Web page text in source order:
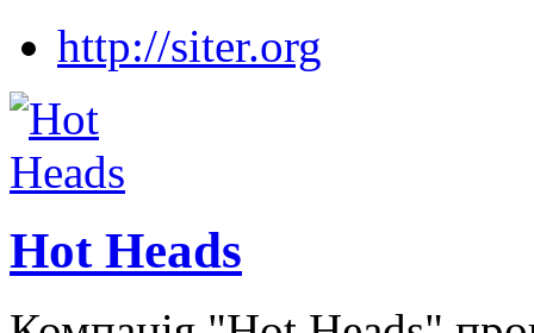
http://siter.org
Hot Heads